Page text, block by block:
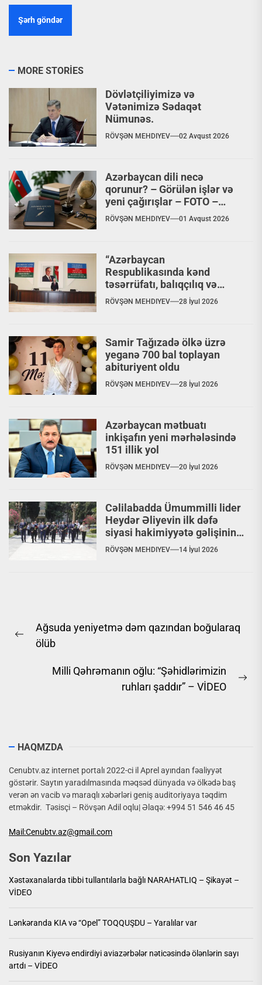
MORE STORIES
Dövlətçiliyimizə və
Vətənimizə Sədaqət
Nümunəs.
RÖVŞƏN MEHDIYEV 02 Avqust 2026
Azərbaycan dili necə
qorunur? – Görülən işlər və
yeni çağırışlar – FOTO –
VİDEO
RÖVŞƏN MEHDIYEV 01 Avqust 2026
“Azərbaycan
Respublikasında kənd
təsərrüfatı, balıqçılıq və
akvakultura məhsullarının
istehsalı və emalı sahələrinin
Proqramı”ndan irəli gələn
tədbirlərin icrası ilə bağlı
yaradılmış qərargahın iclası
keçirilmişdir
RÖVŞƏN MEHDIYEV 28 İyul 2026
Samir Tağızadə ölkə üzrə
yeganə 700 bal toplayan
abituriyent oldu
RÖVŞƏN MEHDIYEV 28 İyul 2026
Azərbaycan mətbuatı
inkişafın yeni mərhələsində
151 illik yol
RÖVŞƏN MEHDIYEV 20 İyul 2026
Cəlilabadda Ümummilli lider
Heydər Əliyevin ilk dəfə
siyasi hakimiyyətə gəlişinin
57-ci ildönümü qeyd olunub
RÖVŞƏN MEHDIYEV 14 İyul 2026
naviqasiyası
Previous
Ağsuda yeniyetmə dəm qazından boğularaq
ölüb
Milli Qəhrəmanın oğlu: “Şəhidlərimizin
ruhları şaddır” – VİDEO
HAQMZDA
Cenubtv.az internet portalı 2022-ci il Aprel ayından fəaliyyət
göstərir. Saytın yaradılmasında məqsəd dünyada və ölkədə baş
verən ən vacib və maraqlı xəbərləri geniş auditoriyaya təqdim
etməkdir. Təsisçi – Rövşən Adil oqlu| Əlaqə: +994 51 546 46 45
Mail:Cenubtv.az@gmail.com
Son Yazılar
Xəstəxanalarda tibbi tullantılarla bağlı NARAHATLIQ – Şikayət –
VİDEO
Lənkəranda KIA və “Opel” TOQQUŞDU – Yaralılar var
Rusiyanın Kiyevə endirdiyi aviazərbələr nəticəsində ölənlərin sayı
artdı – VİDEO